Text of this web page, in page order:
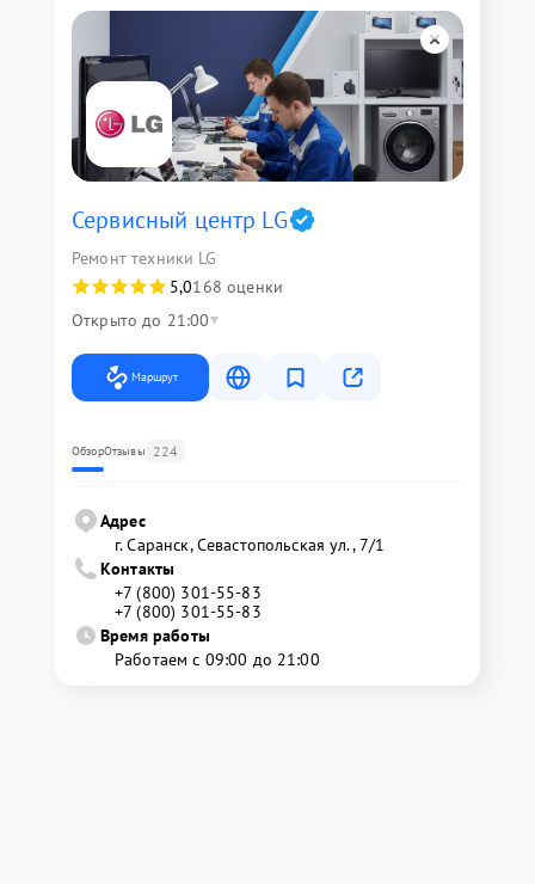
Сервисный центр LG
Ремонт техники LG
5,0168 оценки
Открыто до 21:00
Маршрут
ОбзорОтзывы 224
Адрес
г. Саранск, Севастопольская ул., 7/1
Контакты
+7 (800) 301-55-83
+7 (800) 301-55-83
Время работы
Работаем с 09:00 до 21:00